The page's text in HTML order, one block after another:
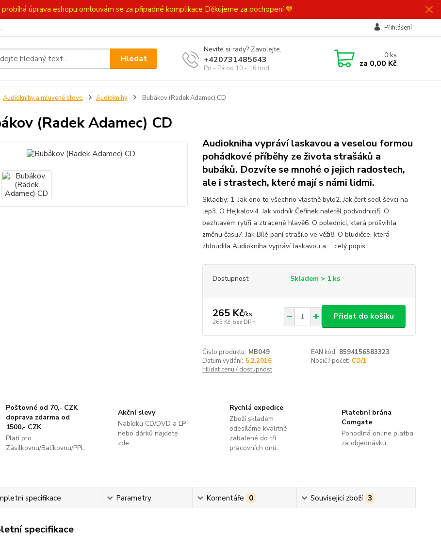
probíhá úprava eshopu omlouvám se za případné komplikace Děkujeme za pochopení 💙
Přihlášení
Hledat
Nevíte si rady? Zavolejte.
+420731485643
Po - Pá od 10 - 16 hod.
0ks
za 0,00 Kč
Audioknihy a mluvené slovo Audioknihy Bubákov (Radek Adamec) CD
(Radek Adamec) CD
Audiokniha vypráví laskavou a veselou formou
pohádkové příběhy ze života strašáků a
bubáků. Dozvíte se mnohé o jejich radostech,
ale i strastech, které mají s námi lidmi.
Skladby: 1. Jak ono to všechno vlastně bylo2. Jak čert sedl ševci na
lep3. O Hejkalovi4. Jak vodník Čeřínek naletěl podvodnici5. O
bezhlavém rytíři a ztracené hlavě6. O polednici, která prošvihla
změnu času7. Jak Bílé paní strašilo ve věži8. O bludičce, která
zbloudila Audiokniha vypráví laskavou a ... celý popis
Dostupnost Skladem > 1 ks
265 Kč/ks
265 Kč bez DPH
Přidat do košíku
Číslo produktu: MB049 EAN kód: 8594156583323
Datum vydání: 5.2.2016 Nosič / počet: CD/1
Hlídat cenu / dostupnost
Poštovné od 70,- CZK
doprava zdarma od
1500,- CZK
Platí pro
Zásilkovnu/Balíkovnu/PPL.
Akční slevy
Nabídku CD/DVD a LP
nebo dárků najdete
zde..
Rychlá expedice
Zboží skladem
odesíláme kvalitně
zabalené do tří
pracovních dnů..
Platební brána
Comgate
Pohodlná online platba
za objednávku.
specifikace Parametry Komentáře 0 Související zboží 3
specifikace